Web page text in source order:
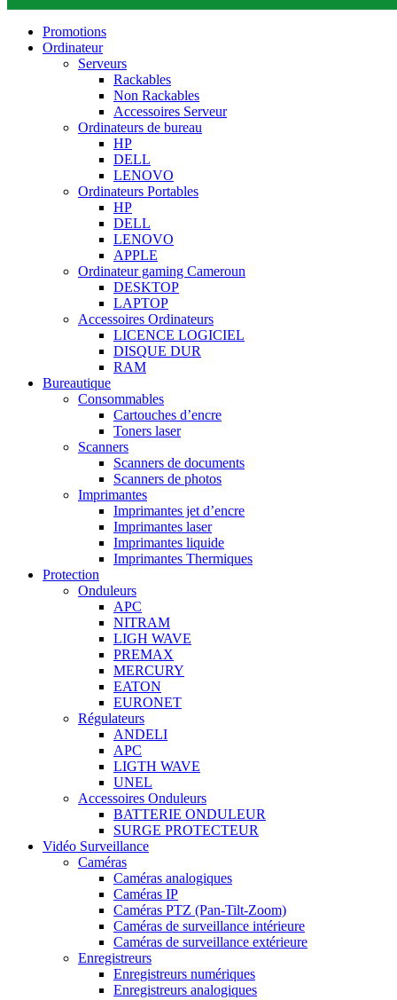
Promotions
Ordinateur
Serveurs
Rackables
Non Rackables
Accessoires Serveur
Ordinateurs de bureau
HP
DELL
LENOVO
Ordinateurs Portables
HP
DELL
LENOVO
APPLE
Ordinateur gaming Cameroun
DESKTOP
LAPTOP
Accessoires Ordinateurs
LICENCE LOGICIEL
DISQUE DUR
RAM
Bureautique
Consommables
Cartouches d’encre
Toners laser
Scanners
Scanners de documents
Scanners de photos
Imprimantes
Imprimantes jet d’encre
Imprimantes laser
Imprimantes liquide
Imprimantes Thermiques
Protection
Onduleurs
APC
NITRAM
LIGH WAVE
PREMAX
MERCURY
EATON
EURONET
Régulateurs
ANDELI
APC
LIGTH WAVE
UNEL
Accessoires Onduleurs
BATTERIE ONDULEUR
SURGE PROTECTEUR
Vidéo Surveillance
Caméras
Caméras analogiques
Caméras IP
Caméras PTZ (Pan-Tilt-Zoom)
Caméras de surveillance intérieure
Caméras de surveillance extérieure
Enregistreurs
Enregistreurs numériques
Enregistreurs analogiques